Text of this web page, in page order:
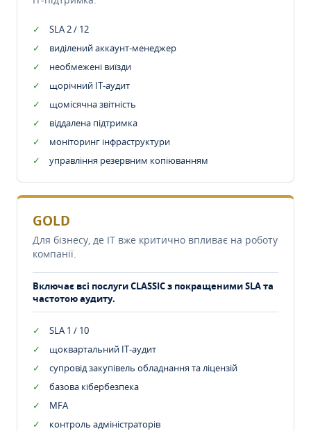
SLA 2 / 12
виділений аккаунт-менеджер
необмежені виїзди
щорічний IT-аудит
щомісячна звітність
віддалена підтримка
моніторинг інфраструктури
управління резервним копіюванням
GOLD
Для бізнесу, де IT вже критично впливає на роботу
компанії.
Включає всі послуги CLASSIC з покращеними SLA та
частотою аудиту.
SLA 1 / 10
щоквартальний IT-аудит
супровід закупівель обладнання та ліцензій
базова кібербезпека
MFA
контроль адміністраторів